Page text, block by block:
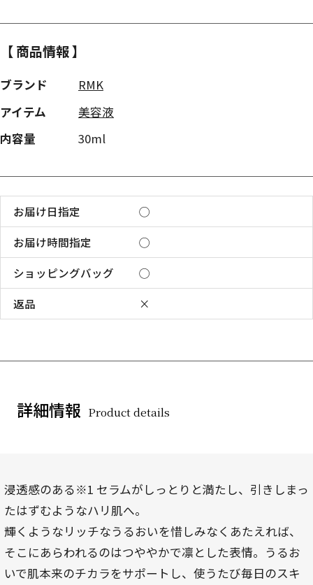
【 商品情報 】
ブランド
RMK
アイテム
美容液
内容量
30ml
お届け日指定
◯
お届け時間指定
◯
ショッピングバッグ
◯
返品
×
詳細情報 Product details
浸透感のある※1 セラムがしっとりと満たし、引きしまっ
たはずむようなハリ肌へ。
輝くようなリッチなうるおいを惜しみなくあたえれば、
そこにあらわれるのはつややかで凛とした表情。うるお
いで肌本来のチカラをサポートし、使うたび毎日のスキ